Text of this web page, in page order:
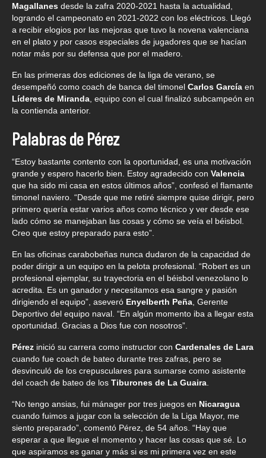
Magallanes desde la zafra 2020-2021 hasta la actualidad,
logrando el campeonato en 2021-2022 con los eléctricos. Llegó
a recibir elogios por las mejoras que tuvo la novena valenciana
en el plato y por casos especiales de jugadores que se hacían
notar más por su defensa que por el madero.
En las primeras dos ediciones de la liga de verano, se
desempeñó como coach de banca del timonel Carlos García en
Líderes de Miranda, equipo con el cual finalizó subcampeón en
la contienda anterior.
Palabras de Pérez
“Estoy bastante contento con la oportunidad, es una motivación
grande y espero hacerlo bien. Estoy agradecido con Valencia
que ha sido mi casa en estos últimos años”, confesó el flamante
timonel naviero. “Desde que me retiré siempre quise dirigir, pero
primero quería estar varios años como técnico y ver desde ese
lado cómo se manejaban las cosas y cómo se veía el béisbol.
Creo que estoy preparado para esto”.
En las oficinas carabobeñas nunca dudaron de la capacidad de
poder dirigir a un equipo en la pelota profesional. “Robert es un
profesional ejemplar, su trayectoria en el béisbol venezolano lo
acredita. Es un ganador y necesitamos esa sangre y pasión
dirigiendo el equipo”, aseveró Enyelberth Peña, Gerente
Deportivo del equipo naval. “En algún momento iba a llegar esta
oportunidad. Gracias a Dios fue con nosotros”.
Pérez inició su carrera como instructor con Cardenales de Lara
cuando fue coach de bateo durante tres zafras, pero se
desvinculó de los crepusculares para sumarse como asistente
del coach de bateo de los Tiburones de La Guaira.
“No tengo ansias, fui mánager por tres juegos en Nicaragua
cuando fuimos a jugar con la selección de la Liga Mayor, me
siento preparado”, comentó Pérez, de 54 años. “Hay que
esperar a que llegue el momento y hacer las cosas que sé. Lo
que aspiramos es ganar y más si es mi primera vez en este